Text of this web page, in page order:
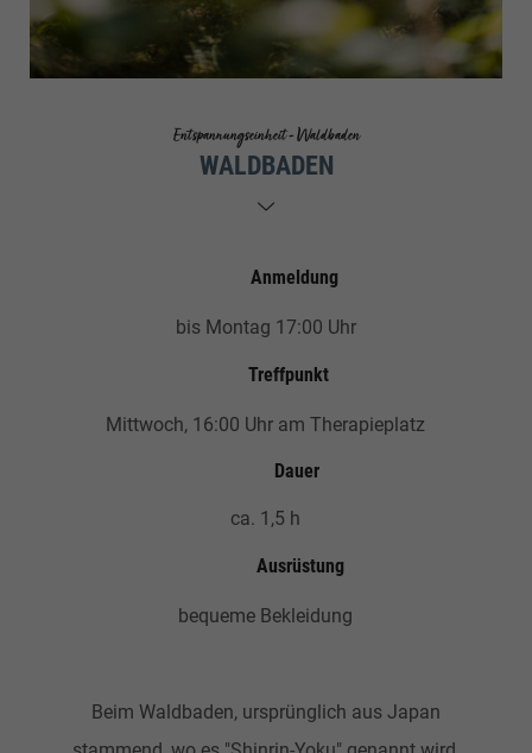
Entspannungseinheit - Waldbaden
WALDBADEN
Anmeldung
bis Montag 17:00 Uhr
Treffpunkt
Mittwoch, 16:00 Uhr am Therapieplatz
Dauer
ca. 1,5 h
Ausrüstung
bequeme Bekleidung
Beim Waldbaden, ursprünglich aus Japan